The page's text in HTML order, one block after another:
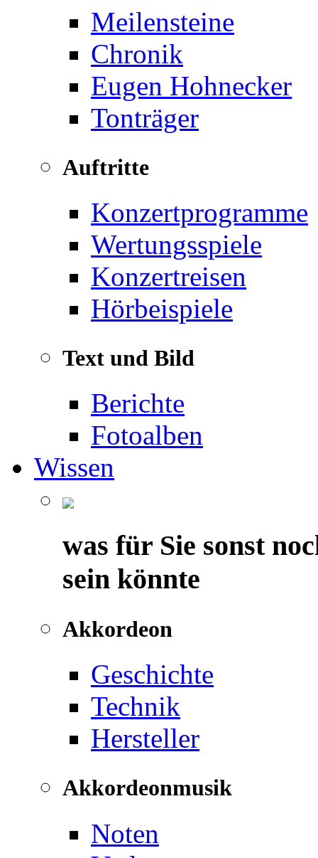
Meilensteine
Chronik
Eugen Hohnecker
Tonträger
Auftritte
Konzertprogramme
Wertungsspiele
Konzertreisen
Hörbeispiele
Text und Bild
Berichte
Fotoalben
Wissen
was für Sie sonst
sein könnte
Akkordeon
Geschichte
Technik
Hersteller
Akkordeonmusik
Noten